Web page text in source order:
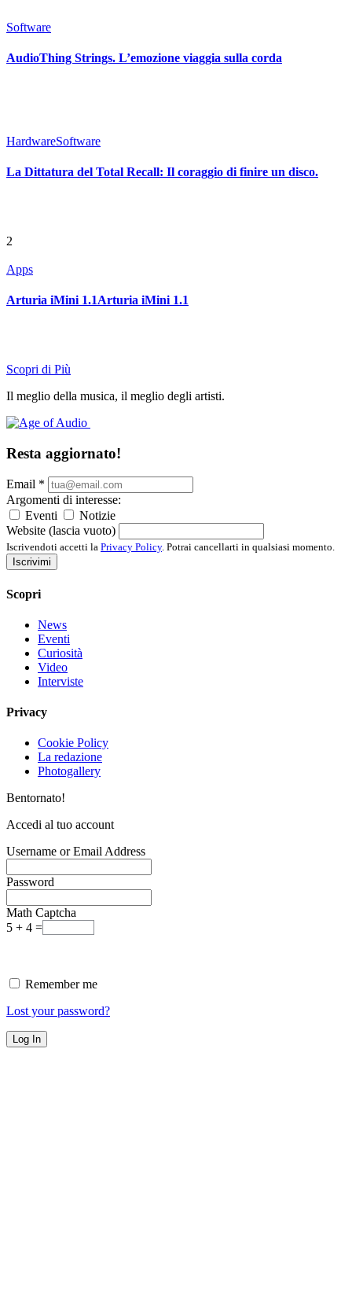
Software
AudioThing Strings. L’emozione viaggia sulla corda
HardwareSoftware
La Dittatura del Total Recall: Il coraggio di finire un disco.
2
Apps
Arturia iMini 1.1Arturia iMini 1.1
Scopri di Più
Il meglio della musica, il meglio degli artisti.
Resta aggiornato!
Email *
Argomenti di interesse:
Eventi
Notizie
Website (lascia vuoto)
Iscrivendoti accetti la Privacy Policy. Potrai cancellarti in qualsiasi momento.
Iscrivimi
Scopri
News
Eventi
Curiosità
Video
Interviste
Privacy
Cookie Policy
La redazione
Photogallery
Bentornato!
Accedi al tuo account
Username or Email Address
Password
Math Captcha
5 + 4 =
Remember me
Lost your password?